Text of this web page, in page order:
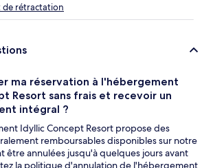
de rétractation
ma réservation à l'hébergement
Resort sans frais et recevoir un
intégral ?
Idyllic Concept Resort propose des
remboursables disponibles sur notre
être annulées jusqu'à quelques jours avant
la politique d'annulation de l'hébergement